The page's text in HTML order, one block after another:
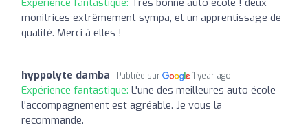
monitrices extrêmement sympa, et un apprentissage de
qualité. Merci à elles !
hyppolyte damba Publiée sur 1 year ago
Expérience fantastique: L'une des meilleures auto école
l'accompagnement est agréable. Je vous la
recommande.